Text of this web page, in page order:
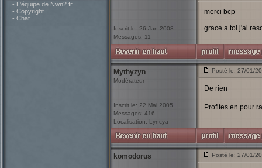
- L'équipe de Nwn2.fr
- Copyright
- Chat
Inscrit le: 26 Jan 2008
Messages: 11
merci bcp
grace a toi j'ai
Mythyzyn
Modérateur
Inscrit le: 22 Mai 2005
Messages: 416
Localisation: Lyncya
Posté le: 27/01/
De rien
Profites en pour
komodorus Posté le: 27/01/